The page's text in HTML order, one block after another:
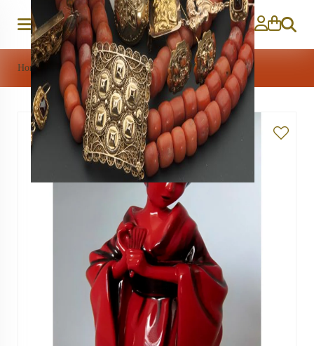
Zoeken
Home Porselein>Geisha (Royal Doulton)